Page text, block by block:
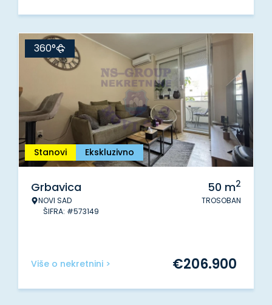
Stanovi Ekskluzivno
360°
Grbavica
NOVI SAD
ŠIFRA: #573149
50 m2
TROSOBAN
Više o nekretnini > €206.900